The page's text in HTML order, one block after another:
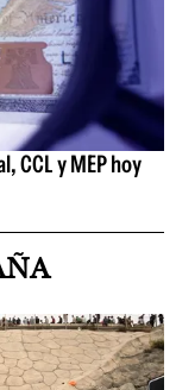
CCL y MEP hoy